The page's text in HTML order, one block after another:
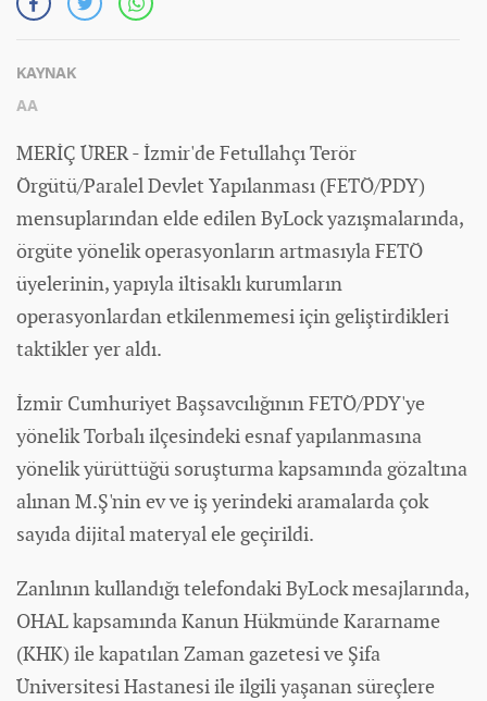
KAYNAK
AA
MERİÇ ÜRER - İzmir'de Fetullahçı Terör
Örgütü/Paralel Devlet Yapılanması (FETÖ/PDY)
mensuplarından elde edilen ByLock yazışmalarında,
örgüte yönelik operasyonların artmasıyla FETÖ
üyelerinin, yapıyla iltisaklı kurumların
operasyonlardan etkilenmemesi için geliştirdikleri
taktikler yer aldı.
İzmir Cumhuriyet Başsavcılığının FETÖ/PDY'ye
yönelik Torbalı ilçesindeki esnaf yapılanmasına
yönelik yürüttüğü soruşturma kapsamında gözaltına
alınan M.Ş'nin ev ve iş yerindeki aramalarda çok
sayıda dijital materyal ele geçirildi.
Zanlının kullandığı telefondaki ByLock mesajlarında,
OHAL kapsamında Kanun Hükmünde Kararname
(KHK) ile kapatılan Zaman gazetesi ve Şifa
Üniversitesi Hastanesi ile ilgili yaşanan süreçlere